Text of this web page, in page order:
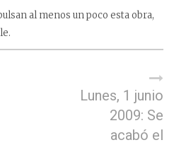
al menos un poco esta obra,
Lunes, 1 junio
2009: Se
acabó el